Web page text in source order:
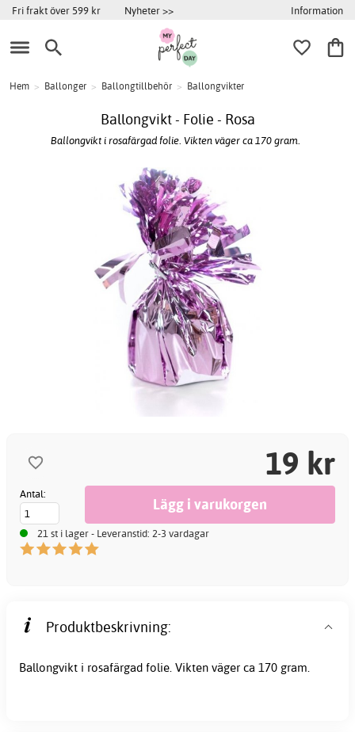
Fri frakt över 599 kr Nyheter >> Information
Hem > Ballonger > Ballongtillbehör > Ballongvikter
Ballongvikt - Folie - Rosa
Ballongvikt i rosafärgad folie. Vikten väger ca 170 gram.
19 kr
Antal:
21 st i lager - Leveranstid: 2-3 vardagar
Produktbeskrivning:
Ballongvikt i rosafärgad folie. Vikten väger ca 170 gram.